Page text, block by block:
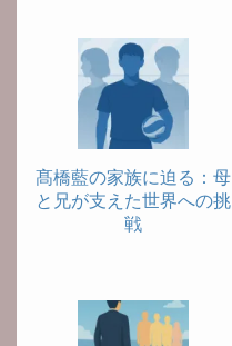
髙橋藍の家族に迫る：母
と兄が支えた世界への挑
戦